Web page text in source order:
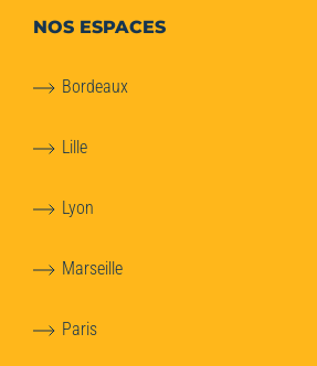
NOS ESPACES
Bordeaux
Lille
Lyon
Marseille
Paris